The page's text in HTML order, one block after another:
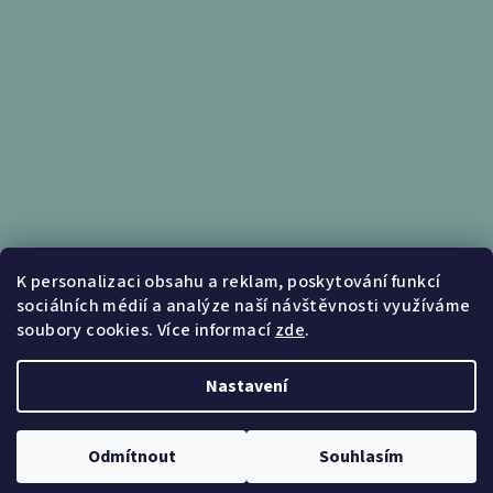
K personalizaci obsahu a reklam, poskytování funkcí
sociálních médií a analýze naší návštěvnosti využíváme
soubory cookies. Více informacízde.
Nastavení
Odmítnout Souhlasím
Informace pro vás
Obchodní podmínky
Upravit nastavení cookies
Vytvořil Shoptet